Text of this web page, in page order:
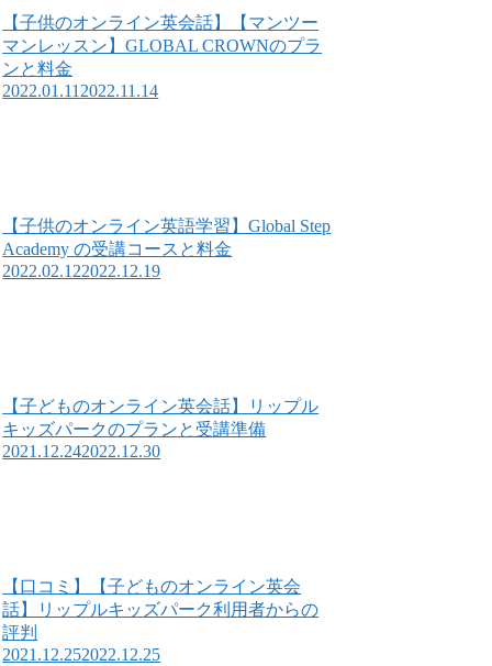
【子供のオンライン英会話】【マンツー
マンレッスン】GLOBAL CROWNのプラ
ンと料金
2022.01.11 2022.11.14
【子供のオンライン英語学習】Global Step
Academy の受講コースと料金
2022.02.122022.12.19
【子どものオンライン英会話】リップル
キッズパークのプランと受講準備
2021.12.242022.12.30
【口コミ】【子どものオンライン英会
話】リップルキッズパーク利用者からの
評判
2021.12.252022.12.25